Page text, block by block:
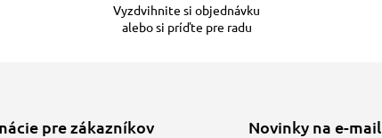
Vyzdvihnite si objednávku
alebo si príďte pre radu
pre zákazníkov Novinky na e-mail